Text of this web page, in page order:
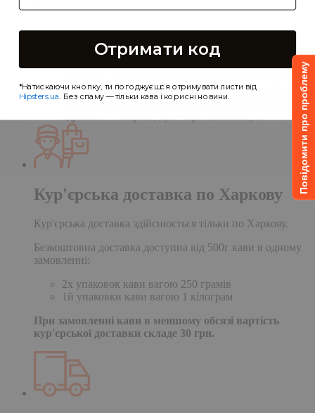
Повідомити про проблему
Самовивіз
Самовивіз дає Вам можливість оформити
замовлення на сайті, а забрати його в нашій
кав'ярні. Деталі:
протягом однієї доби після обробки замовлення;
Чекаємо Вас у гості в кав'ярні
за
Кур'єрська доставка по Харкову
Кур'єрська доставка здійснюється тільки по Харкову.
Безкоштовна доставка доступна від 500г кави в одному
замовленні:
2х упаковок кави вагою 250 грамів
1й упаковки кави вагою 1 кілограм
При замовленні кави в меншому обсязі вартість
кур'єрської доставки складе 30 грн.
Отримати код
*Натискаючи кнопку, ти погоджуєшся отримувати листи від
Hipsters.ua. Без спаму — тільки кава і корисні новини.